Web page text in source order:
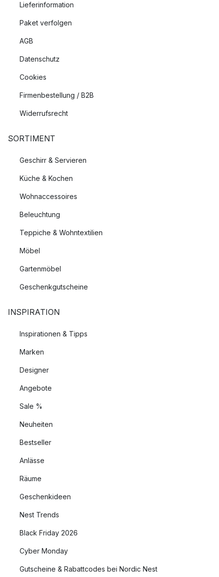
Lieferinformation
Paket verfolgen
AGB
Datenschutz
Cookies
Firmenbestellung / B2B
Widerrufsrecht
SORTIMENT
Geschirr & Servieren
Küche & Kochen
Wohnaccessoires
Beleuchtung
Teppiche & Wohntextilien
Möbel
Gartenmöbel
Geschenkgutscheine
INSPIRATION
Inspirationen & Tipps
Marken
Designer
Angebote
Sale %
Neuheiten
Bestseller
Anlässe
Räume
Geschenkideen
Nest Trends
Black Friday 2026
Cyber Monday
Gutscheine & Rabattcodes bei Nordic Nest